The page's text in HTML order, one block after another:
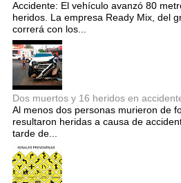
Accidente: El vehículo avanzó 80
heridos. La empresa Ready Mix, del
correrá con los...
Dos muertos y 16 heridos en
Al menos dos personas murieron de
resultaron heridas a causa de
tarde de...